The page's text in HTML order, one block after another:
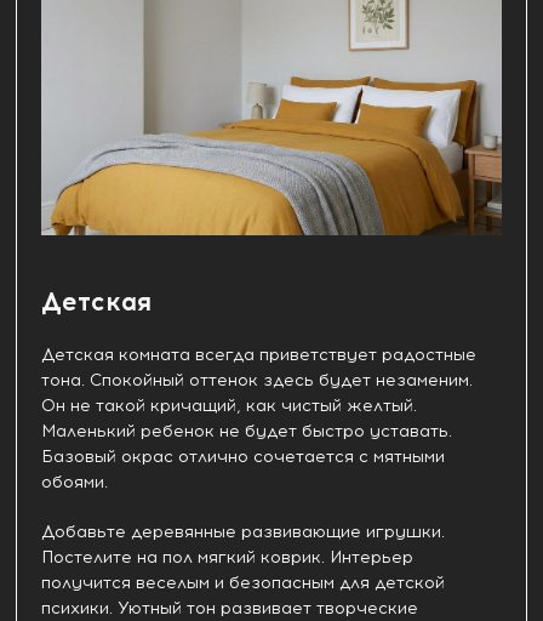
Детская
Детская комната всегда приветствует радостные
тона. Спокойный оттенок здесь будет незаменим.
Он не такой кричащий, как чистый желтый.
Маленький ребенок не будет быстро уставать.
Базовый окрас отлично сочетается с мятными
обоями.
Добавьте деревянные развивающие игрушки.
Постелите на пол мягкий коврик. Интерьер
получится веселым и безопасным для детской
психики. Уютный тон развивает творческие